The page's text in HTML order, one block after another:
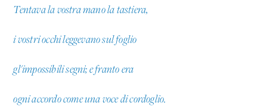
Tentava la vostra mano la tastiera,
i vostri occhi leggevano sul foglio
gl'impossibili segni; e franto era
ogni accordo come una voce di cordoglio.